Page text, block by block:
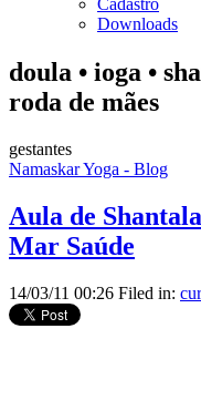
Cadastro
Downloads
doula • ioga •
roda de mães
gestantes
Namaskar Yoga - Blog
Aula de
Mar Saúde
14/03/11 00:26 Filed in: